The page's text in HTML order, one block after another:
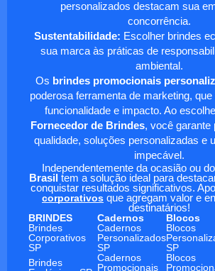
personalizados destacam sua
concorrência.
Sustentabilidade: Escolher brindes
sua marca às práticas de
ambiental.
Os brindes promocionais
poderosa ferramenta de marketing, que
funcionalidade e impacto. Ao
Fornecedor de Brindes, você garante
qualidade, soluções personalizadas e
impecável.
Independentemente da ocasião ou
Brasil tem a solução ideal para
conquistar resultados significativos.
corporativos que agregam valor e
destinatários!
BRINDES
Cadernos Blocos
Brindes
Corporativos
SP
Cadernos
Personalizados
SP
Blocos
SP
Brindes
Cadernos
Promocionais
Blocos